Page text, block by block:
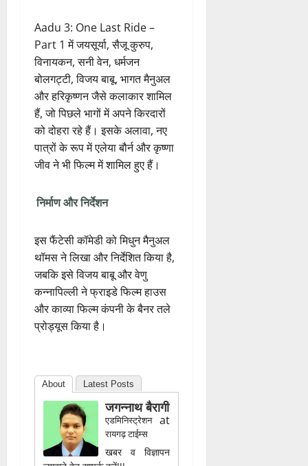
विनायकन, सनी वेन, धर्मजन
बोलगट्टी, विजय बाबू, भागत मैनुअल
और हरिकृष्णन जैसे कलाकार शामिल
हैं, जो पिछले भागों में अपने किरदारों
को दोहरा रहे हैं। इसके अलावा, नए
पात्रों के रूप में एलेया बौर्न और कृष्णा
जीव ने भी फिल्म में शामिल हुए हैं।
निर्माण और निर्देशन
इस फैंटेसी कॉमेडी को मिधुन मैनुअल
जबकि इसे विजय बाबू और वेणु
कन्नापिल्ली ने फ्राइडे फिल्म हाउस
और काव्या फिल्म कंपनी के बैनर तले
प्रोड्यूस किया है।
एडमिनिस्ट्रेशन
रायगढ़ टाईम्स
खबर व विज्ञापन
लगवाने हेतु सम्पर्क करें!!!
सम्पर्क-9340722440